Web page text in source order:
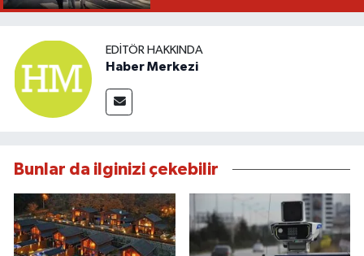
EDITÖR HAKKINDA
Haber Merkezi
Bunlar da ilginizi çekebilir